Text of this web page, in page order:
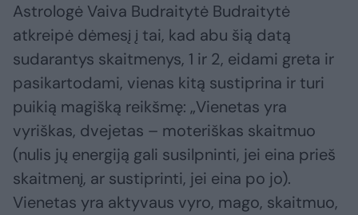
Astrologė Vaiva Budraitytė Budraitytė
atkreipė dėmesį į tai, kad abu šią datą
sudarantys skaitmenys, 1 ir 2, eidami greta ir
pasikartodami, vienas kitą sustiprina ir turi
puikią magišką reikšmę: „Vienetas yra
vyriškas, dvejetas – moteriškas skaitmuo
(nulis jų energiją gali susilpninti, jei eina prieš
skaitmenį, ar sustiprinti, jei eina po jo).
Vienetas yra aktyvaus vyro, mago, skaitmuo,